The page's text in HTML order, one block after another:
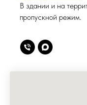
В здании и на
пропускной режим.